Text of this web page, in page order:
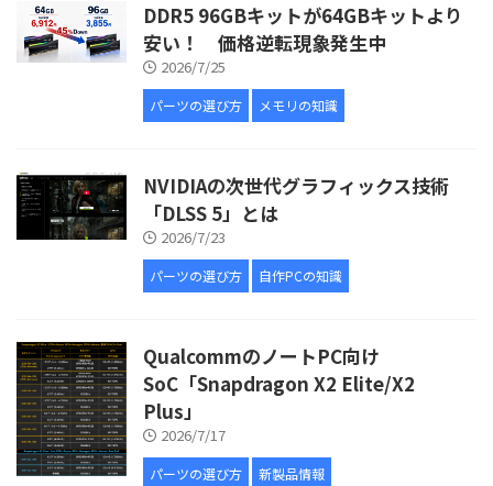
DDR5 96GBキットが64GBキットより
安い！ 価格逆転現象発生中
2026/7/25
パーツの選び方 メモリの知識
NVIDIAの次世代グラフィックス技術
「DLSS 5」とは
2026/7/23
パーツの選び方 自作PCの知識
QualcommのノートPC向け
SoC「Snapdragon X2 Elite/X2
Plus」
2026/7/17
パーツの選び方 新製品情報